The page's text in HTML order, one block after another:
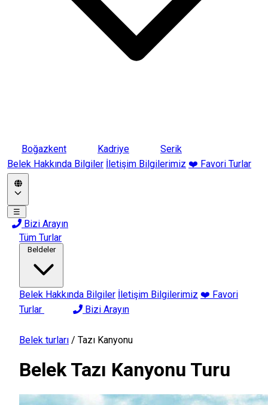
Boğazkent Kadriye
Serik
Belek Hakkında Bilgiler İletişim Bilgilerimiz ❤️ Favori Turlar
☰
Bizi Arayın
Tüm Turlar
Beldeler
Belek Hakkında Bilgiler İletişim Bilgilerimiz ❤️ Favori
Turlar
Bizi Arayın
Belek turları / Tazı Kanyonu
Belek Tazı Kanyonu Turu